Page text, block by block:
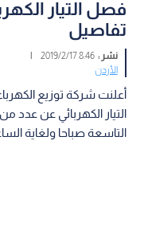
فصل التيار
تفاصيل
نشر :8:46 2019/2/17
|
الأردن
أعلنت شركة توزيع
التيار الكهربائي عن عدد
التاسعة صباحا ولغاية